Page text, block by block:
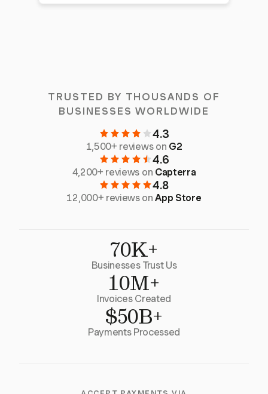
TRUSTED BY THOUSANDS OF
BUSINESSES WORLDWIDE
4.3
1,500+ reviews on G2
4.6
4,200+ reviews on Capterra
4.8
12,000+ reviews onApp Store
70K+
Businesses Trust Us
10M+
Invoices Created
$50B+
Payments Processed